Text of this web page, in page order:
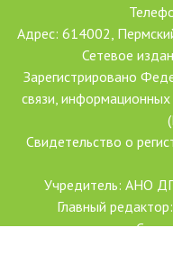
Адрес: 614002,
Сетевое
Зарегистрировано
связи,
Свидетельство о
Учредитель: АНО
Главный